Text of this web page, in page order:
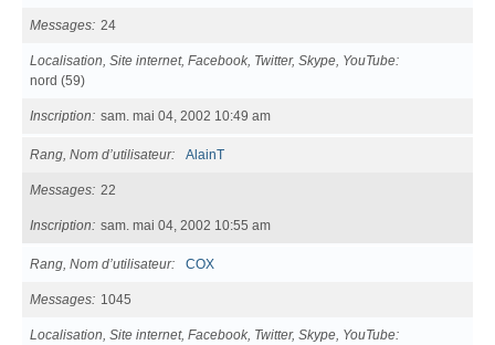
Messages 24
Localisation, Site internet, Facebook, Twitter, Skype, YouTube
nord (59)
Inscription sam. mai 04, 2002 10:49 am
Rang, Nom d’utilisateur AlainT
Messages 22
Inscription sam. mai 04, 2002 10:55 am
Rang, Nom d’utilisateur COX
Messages 1045
Localisation, Site internet, Facebook, Twitter, Skype, YouTube